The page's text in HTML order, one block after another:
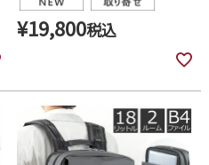
¥19,800税込